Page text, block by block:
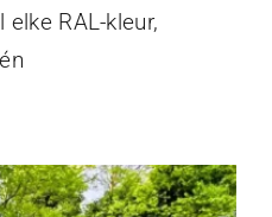
RAL-kleur,